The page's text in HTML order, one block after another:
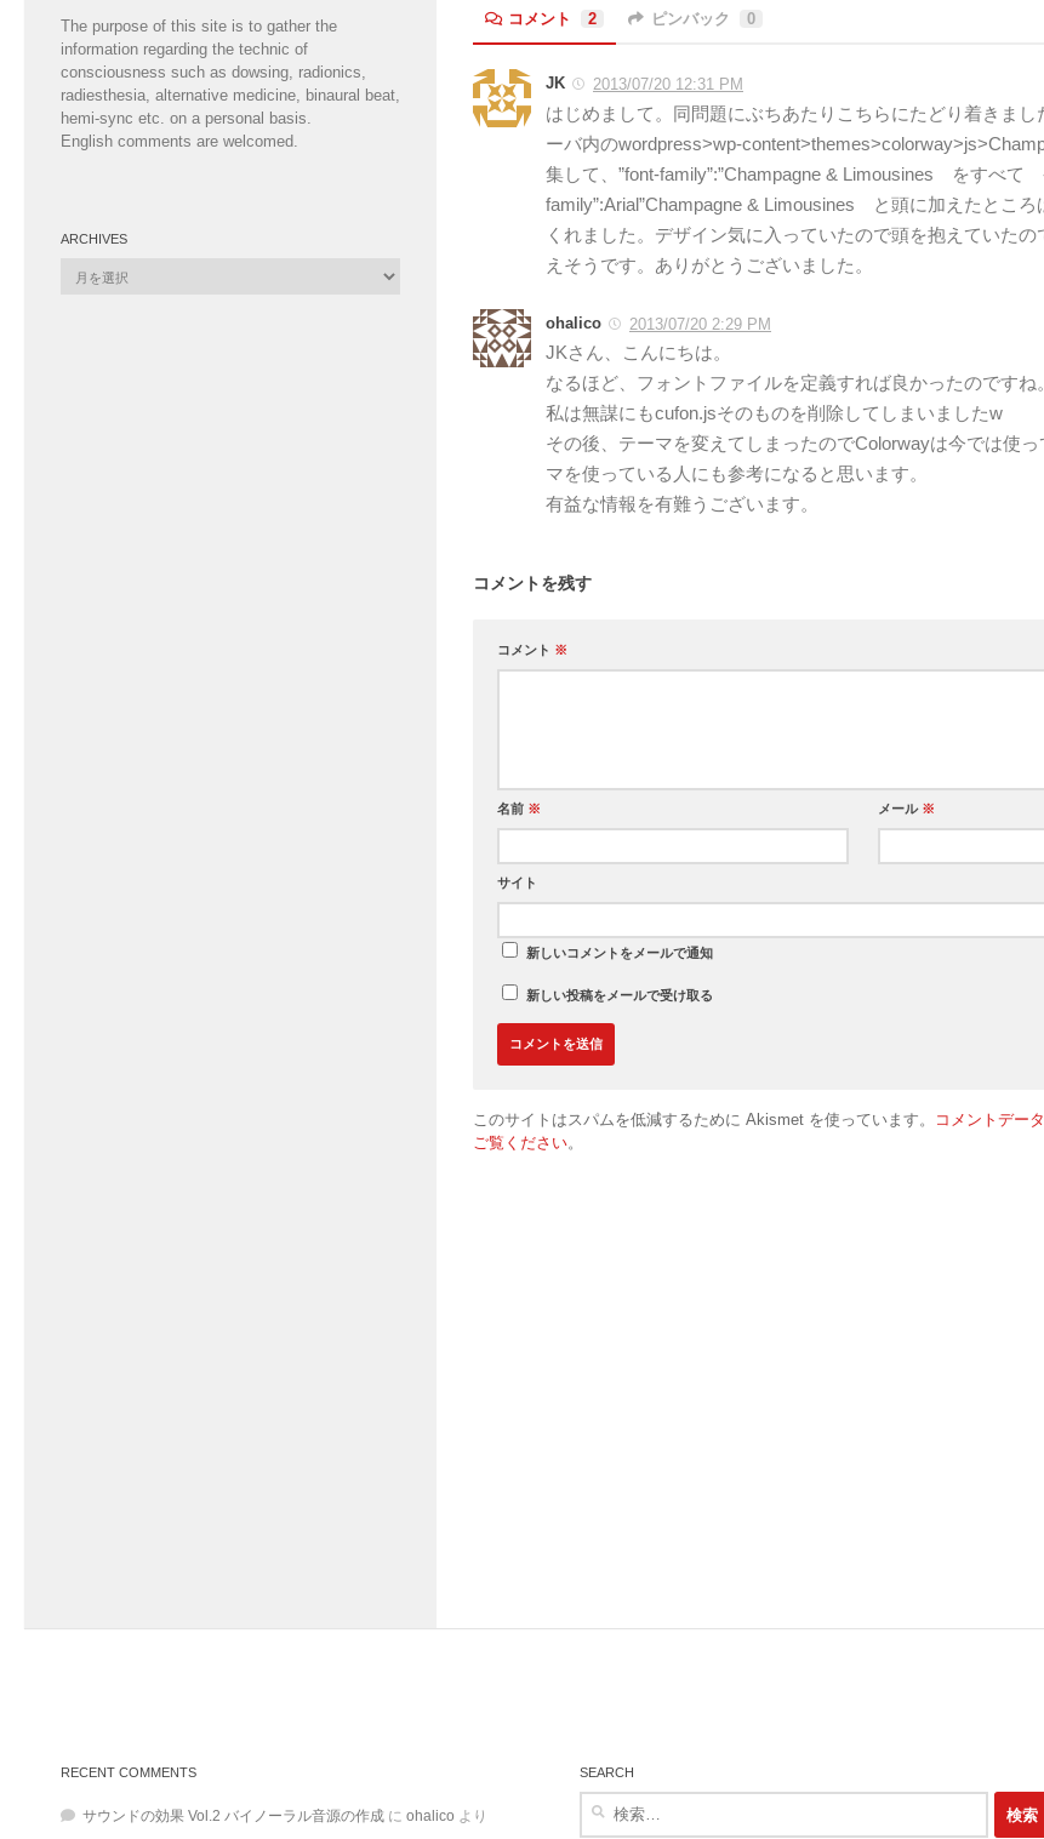
コメント 2 ピンバック 0
JK 2013/07/20 12:31 PM
はじめまして。同問題にぶちあたりこちらにたどり着きまし
ーバ内のwordpress>wp-
集して、”font-family”:”Champagne & Limousines をすべ
family”:Arial”Champagne & Limousines と頭に加えたところ
くれました。デザイン気に入っていたので頭を抱えていた
えそうです。ありがとうございました。
ohalico 2013/07/20 2:29 PM
JKさん、こんにちは。
なるほど、フォントファイルを定義すれば良かったのですね。
私は無謀にもcufon.jsそのものを削除してしまいましたw
その後、テーマを変えてしまったのでColorwayは今では使
マを使っている人にも参考になると思います。
有益な情報を有難うございます。
コメントを残す
コメント ※
名前 ※ メール ※
サイト
新しいコメントをメールで通知
新しい投稿をメールで受け取る
このサイトはスパムを低減するために Akismet を使っています。
コメントデー
ご覧ください。
The purpose of this site is to gather the
information regarding the technic of
consciousness such as dowsing, radionics,
radiesthesia, alternative medicine, binaural beat,
hemi-sync etc. on a personal basis.
English comments are welcomed.
ARCHIVES
Archives
RECENT COMMENTS
サウンドの効果 Vol.2 バイノーラル音源の作成 に ohalico より
SEARCH